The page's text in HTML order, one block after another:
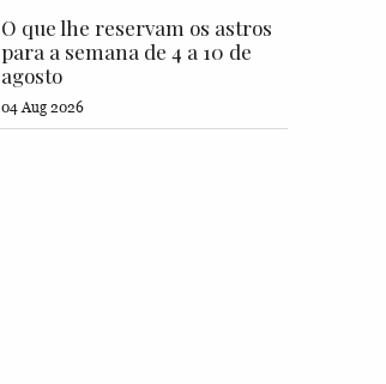
O que lhe reservam os astros
para a semana de 4 a 10 de
agosto
04 Aug 2026